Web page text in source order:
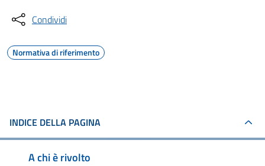
Condividi
Normativa di riferimento
INDICE DELLA PAGINA
A chi è rivolto